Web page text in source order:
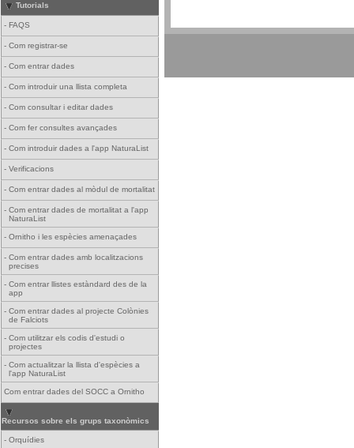
Tutorials
- FAQS
- Com registrar-se
- Com entrar dades
- Com introduir una llista completa
- Com consultar i editar dades
- Com fer consultes avançades
- Com introduir dades a l'app NaturaList
- Verificacions
- Com entrar dades al mòdul de mortalitat
- Com entrar dades de mortalitat a l'app
NaturaList
- Ornitho i les espècies amenaçades
- Com entrar dades amb localitzacions
precises
- Com entrar llistes estàndard des de la
app
- Com entrar dades al projecte Colònies
de Falciots
- Com utilitzar els codis d'estudi o
projectes
- Com actualitzar la llista d'espècies a
l'app NaturaList
Com entrar dades del SOCC a Ornitho
Recursos sobre els grups taxonòmics
- Orquídies